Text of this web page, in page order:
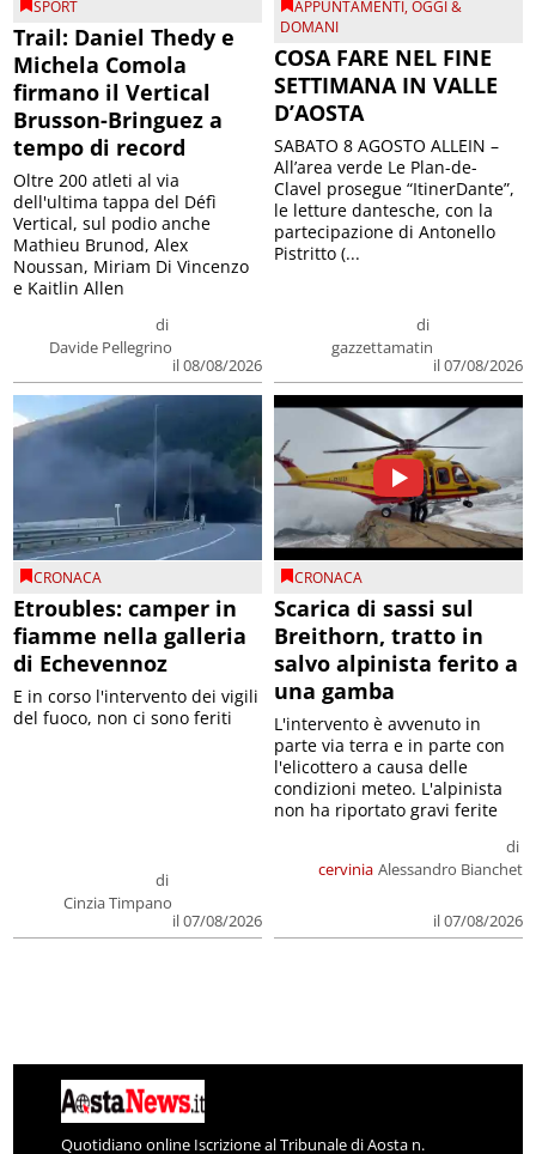
SPORT
Trail: Daniel Thedy e
Michela Comola
firmano il Vertical
Brusson-Bringuez a
tempo di record
di
Davide Pellegrino
il 08/08/2026
Oltre 200 atleti al via
dell'ultima tappa del Défì
Vertical, sul podio anche
Mathieu Brunod, Alex
Noussan, Miriam Di Vincenzo
e Kaitlin Allen
APPUNTAMENTI,OGGI &
DOMANI
COSA FARE NEL FINE
SETTIMANA IN VALLE
D’AOSTA
di
gazzettamatin
il 07/08/2026
SABATO 8 AGOSTO ALLEIN –
All’area verde Le Plan-de-
Clavel prosegue “ItinerDante”,
le letture dantesche, con la
partecipazione di Antonello
Pistritto (...
CRONACA
Etroubles: camper in
fiamme nella galleria
di Echevennoz
di
Cinzia Timpano
il 07/08/2026
E in corso l'intervento dei vigili
del fuoco, non ci sono feriti
CRONACA
Scarica di sassi sul
Breithorn, tratto in
salvo alpinista ferito a
una gamba
cervinia
di
Alessandro Bianchet
il 07/08/2026
L'intervento è avvenuto in
parte via terra e in parte con
l'elicottero a causa delle
condizioni meteo. L'alpinista
non ha riportato gravi ferite
Quotidiano online Iscrizione al Tribunale di Aosta n.